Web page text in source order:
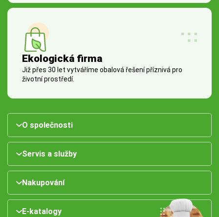
Ekologická firma
Již přes 30 let vytváříme obalová řešení příznivá pro
životní prostředí.
O společnosti
Servis a služby
Nakupování
E-katalogy